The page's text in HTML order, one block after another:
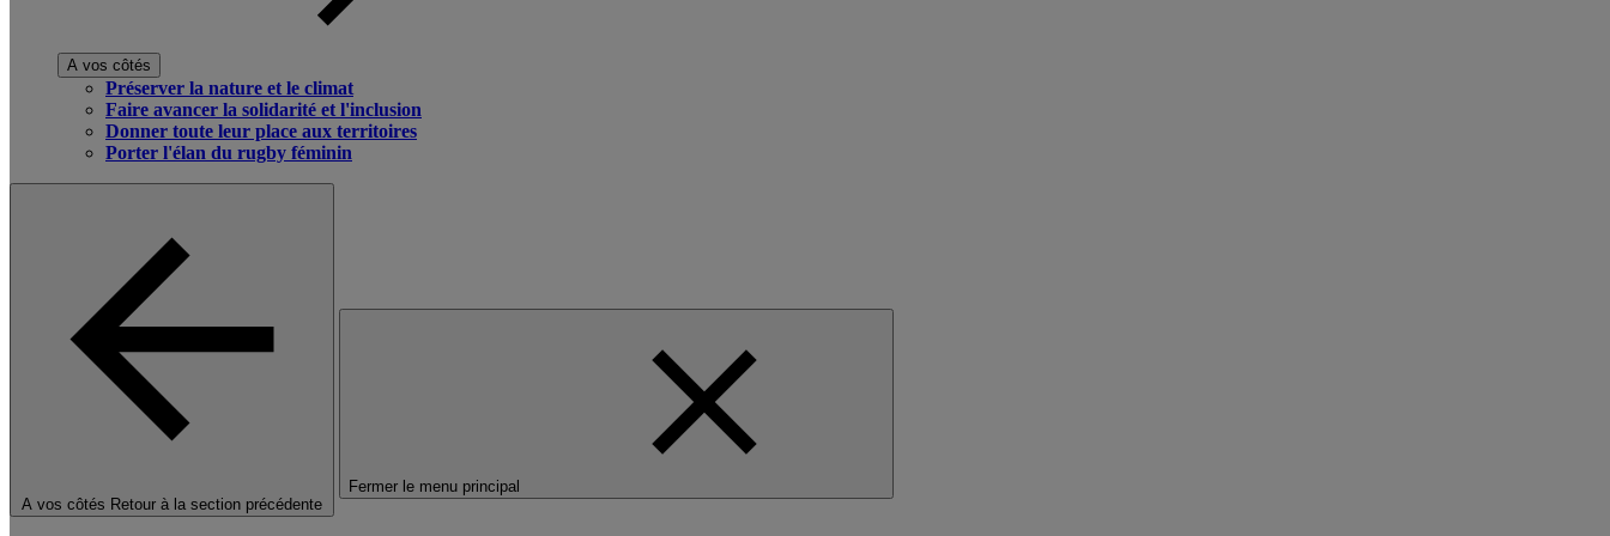
A vos côtés
Préserver la nature et le climat
Faire avancer la solidarité et l'inclusion
Donner toute leur place aux territoires
Porter l'élan du rugby féminin
A vos côtés Retour à la section précédente
Fermer le menu principal